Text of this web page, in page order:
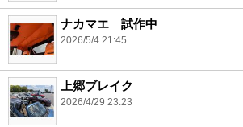
ナカマエ 試作中
2026/5/4 21:45
上郷ブレイク
2026/4/29 23:23